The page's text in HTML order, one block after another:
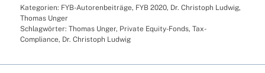
Fonds
Menge
Kategorien: FYB-Autorenbeiträge, FYB 2020, Dr. Christoph Ludwig,
Thomas Unger
Schlagwörter:Thomas Unger, Private Equity-Fonds,Tax-
Compliance, Dr. Christoph Ludwig